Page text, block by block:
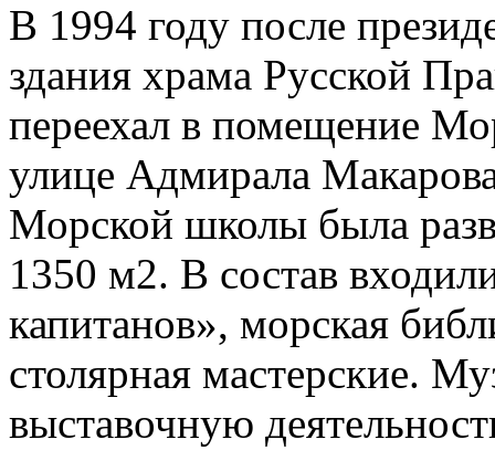
В 1994 году после
здания храма Русской
переехал в помещение
улице Адмирала
Морской школы была
1350 м2. В состав
капитанов», морская
столярная мастерские.
выставочную